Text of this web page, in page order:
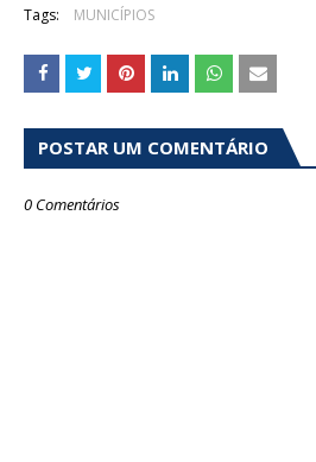
Tags: MUNICÍPIOS
POSTAR UM COMENTÁRIO
0 Comentários